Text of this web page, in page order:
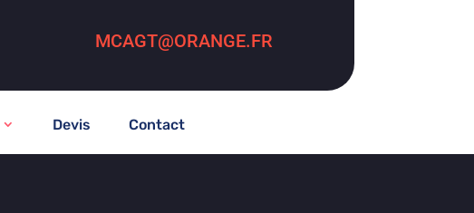
MCAGT@ORANGE.FR
Devis Contact